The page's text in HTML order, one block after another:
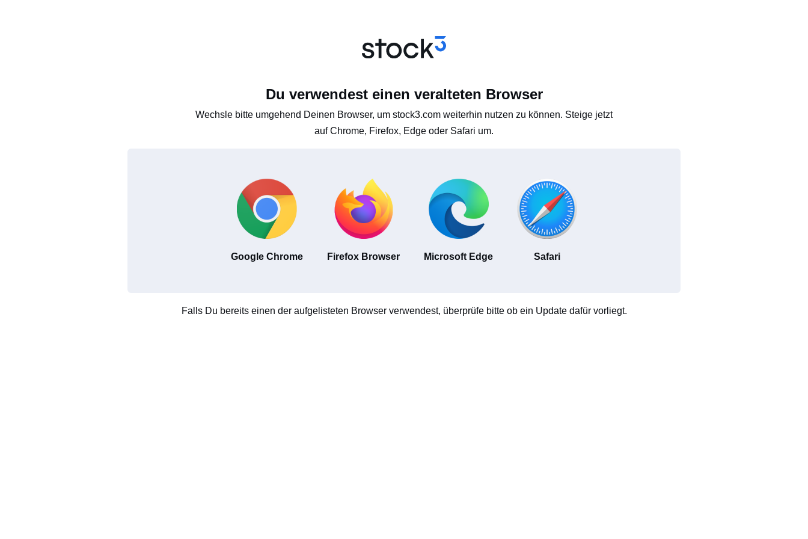
Du verwendest einen veralteten Browser
Wechsle bitte umgehend Deinen Browser, um stock3.com weiterhin nutzen zu können. Steige jetzt
auf Chrome, Firefox, Edge oder Safari um.
Google Chrome Firefox Browser Microsoft Edge Safari
Falls Du bereits einen der aufgelisteten Browser verwendest, überprüfe bitte ob ein Update dafür vorliegt.